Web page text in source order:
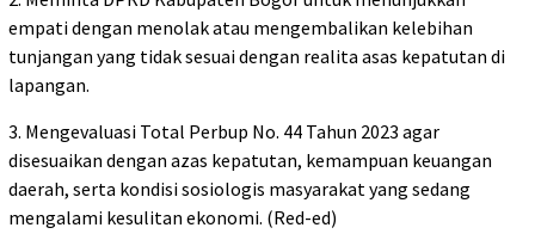
empati dengan menolak atau mengembalikan kelebihan
tunjangan yang tidak sesuai dengan realita asas kepatutan di
lapangan.
3. Mengevaluasi Total Perbup No. 44 Tahun 2023 agar
disesuaikan dengan azas kepatutan, kemampuan keuangan
daerah, serta kondisi sosiologis masyarakat yang sedang
mengalami kesulitan ekonomi. (Red-ed)